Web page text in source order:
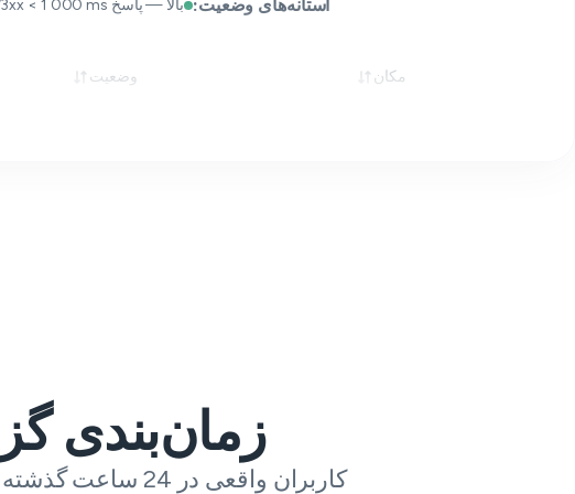
آستانه‌های وضعیت: بالا — پاسخ 2xx/3xx < 1 000 ms
مکان وضعیت
زمان‌بندی
کاربران واقعی در 24 ساعت گذشته چه چیزی درباره Letterboxd به ما می‌گویند.